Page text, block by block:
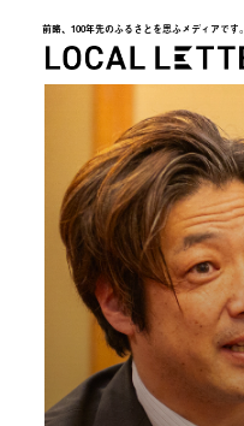
前略、100年先のふるさとを思ふメディアです。
LOCAL LETTER